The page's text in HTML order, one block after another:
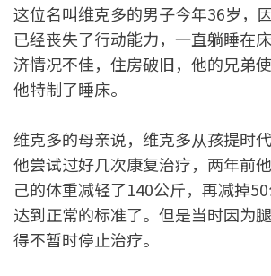
这位名叫维克多的男子今年36岁，
已经丧失了行动能力，一直躺睡在
济情况不佳，住房破旧，他的兄弟
他特制了睡床。
维克多的母亲说，维克多从孩提时
他尝试过好几次康复治疗，两年前
己的体重减轻了140公斤，再减掉
达到正常的标准了。但是当时因为
得不暂时停止治疗。